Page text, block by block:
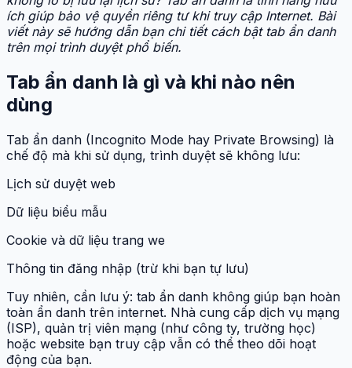
ích giúp bảo vệ quyền riêng tư khi truy cập Internet. Bài
viết này sẽ hướng dẫn bạn chi tiết cách bật tab ẩn danh
trên mọi trình duyệt phổ biến.
Tab ẩn danh là gì và khi nào nên
dùng
Tab ẩn danh (Incognito Mode hay Private Browsing) là
chế độ mà khi sử dụng, trình duyệt sẽ không lưu:
Lịch sử duyệt web
Dữ liệu biểu mẫu
Cookie và dữ liệu trang we
Thông tin đăng nhập (trừ khi bạn tự lưu)
Tuy nhiên, cần lưu ý: tab ẩn danh không giúp bạn hoàn
toàn ẩn danh trên internet. Nhà cung cấp dịch vụ mạng
(ISP), quản trị viên mạng (như công ty, trường học)
hoặc website bạn truy cập vẫn có thể theo dõi hoạt
động của bạn.